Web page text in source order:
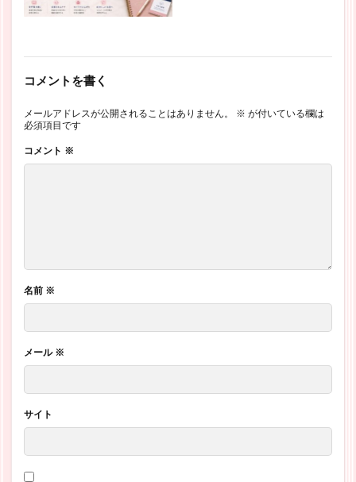
コメントを書く
メールアドレスが公開されることはありません。 ※ が付いている欄は
必須項目です
コメント ※
名前 ※
メール ※
サイト